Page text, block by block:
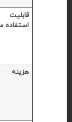
قابلیت
استفاده
هزینه